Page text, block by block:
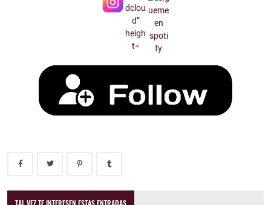
TAL VEZ TE INTERESEN ESTAS ENTRADAS